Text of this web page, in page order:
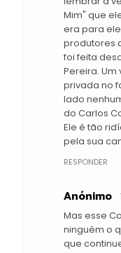
Mim" que
era para
produtores
foi feita
Pereira.
privada no
lado
do Carlos
Ele é tão
pela sua
RESPONDER
Anónimo
Mas esse
ninguém o
que